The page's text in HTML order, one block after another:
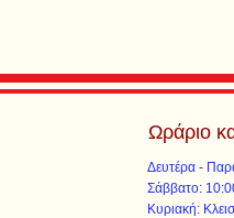
Ωράριο
Δευτέρα -
​​Σάββατο:
​Κυριακή: